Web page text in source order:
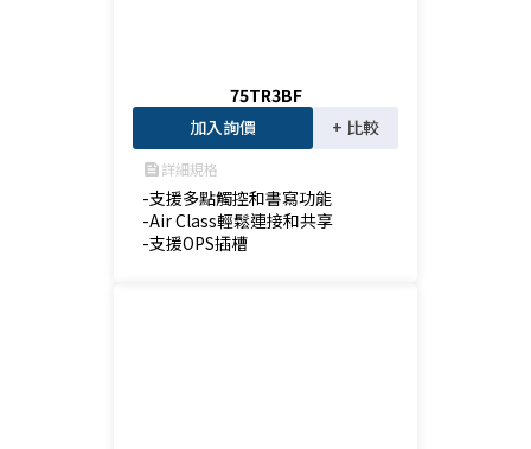
75TR3BF
加入詢價
+ 比較
feed詳細規格
-支援多點觸控和書寫功能
-Air Class輕鬆連接和共享
-支援OPS插槽